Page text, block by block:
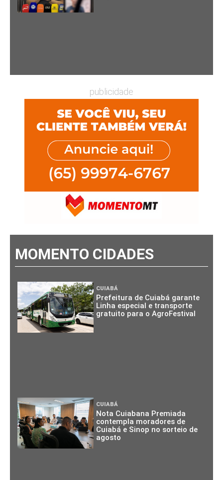
publicidade
MOMENTO CIDADES
CUIABÁ
Prefeitura de Cuiabá garante
Linha especial e transporte
gratuito para o AgroFestival
CUIABÁ
Nota Cuiabana Premiada
contempla moradores de
Cuiabá e Sinop no sorteio de
agosto